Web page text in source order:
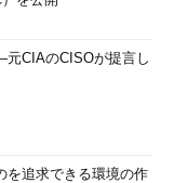
CIAのCISOが提言し
を追求できる環境の作